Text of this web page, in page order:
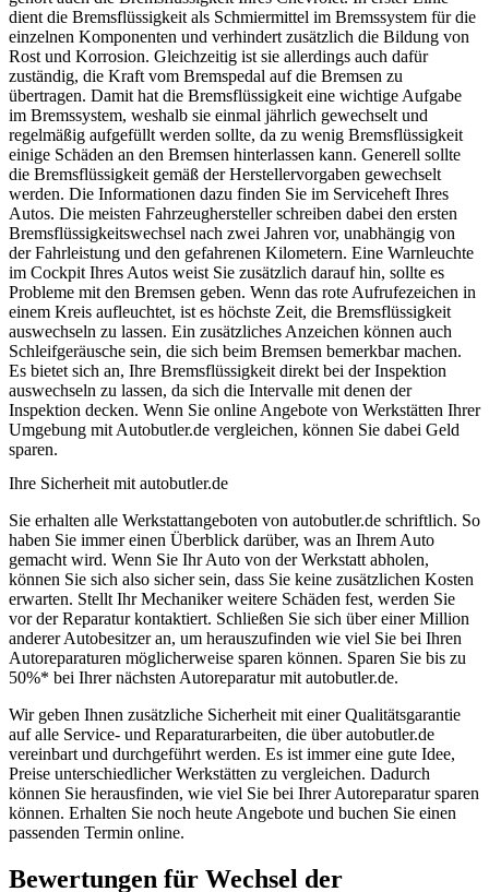
dient die Bremsflüssigkeit als Schmiermittel im Bremssystem für die
einzelnen Komponenten und verhindert zusätzlich die Bildung von
Rost und Korrosion. Gleichzeitig ist sie allerdings auch dafür
zuständig, die Kraft vom Bremspedal auf die Bremsen zu
übertragen. Damit hat die Bremsflüssigkeit eine wichtige Aufgabe
im Bremssystem, weshalb sie einmal jährlich gewechselt und
regelmäßig aufgefüllt werden sollte, da zu wenig Bremsflüssigkeit
einige Schäden an den Bremsen hinterlassen kann. Generell sollte
die Bremsflüssigkeit gemäß der Herstellervorgaben gewechselt
werden. Die Informationen dazu finden Sie im Serviceheft Ihres
Autos. Die meisten Fahrzeughersteller schreiben dabei den ersten
Bremsflüssigkeitswechsel nach zwei Jahren vor, unabhängig von
der Fahrleistung und den gefahrenen Kilometern. Eine Warnleuchte
im Cockpit Ihres Autos weist Sie zusätzlich darauf hin, sollte es
Probleme mit den Bremsen geben. Wenn das rote Aufrufezeichen in
einem Kreis aufleuchtet, ist es höchste Zeit, die Bremsflüssigkeit
auswechseln zu lassen. Ein zusätzliches Anzeichen können auch
Schleifgeräusche sein, die sich beim Bremsen bemerkbar machen.
Es bietet sich an, Ihre Bremsflüssigkeit direkt bei der Inspektion
auswechseln zu lassen, da sich die Intervalle mit denen der
Inspektion decken. Wenn Sie online Angebote von Werkstätten Ihrer
Umgebung mit Autobutler.de vergleichen, können Sie dabei Geld
sparen.
Ihre Sicherheit mit autobutler.de
Sie erhalten alle Werkstattangeboten von autobutler.de schriftlich. So
haben Sie immer einen Überblick darüber, was an Ihrem Auto
gemacht wird. Wenn Sie Ihr Auto von der Werkstatt abholen,
können Sie sich also sicher sein, dass Sie keine zusätzlichen Kosten
erwarten. Stellt Ihr Mechaniker weitere Schäden fest, werden Sie
vor der Reparatur kontaktiert. Schließen Sie sich über einer Million
anderer Autobesitzer an, um herauszufinden wie viel Sie bei Ihren
Autoreparaturen möglicherweise sparen können. Sparen Sie bis zu
50%* bei Ihrer nächsten Autoreparatur mit autobutler.de.
Wir geben Ihnen zusätzliche Sicherheit mit einer Qualitätsgarantie
auf alle Service- und Reparaturarbeiten, die über autobutler.de
vereinbart und durchgeführt werden. Es ist immer eine gute Idee,
Preise unterschiedlicher Werkstätten zu vergleichen. Dadurch
können Sie herausfinden, wie viel Sie bei Ihrer Autoreparatur sparen
können. Erhalten Sie noch heute Angebote und buchen Sie einen
passenden Termin online.
Bewertungen für Wechsel der